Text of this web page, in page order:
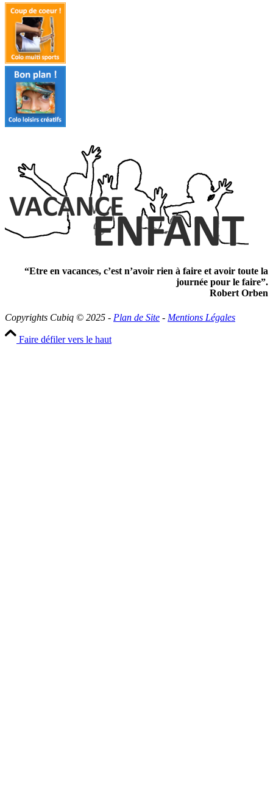
“Etre en vacances, c’est n’avoir rien à faire et avoir toute la
journée pour le faire”.
Robert Orben
Copyrights Cubiq © 2025 - Plan de Site - Mentions Légales
Faire défiler vers le haut